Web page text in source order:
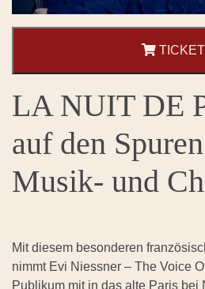
LA NUIT DE
auf den
Musik- und
Mit diesem besonderen
nimmt Evi Niessner – The Voice
Publikum mit in das alte Paris bei